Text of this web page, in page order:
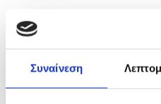
Συναίνεση
High temperatures and
18 hours ago
Police on full alert ahead
holiday...